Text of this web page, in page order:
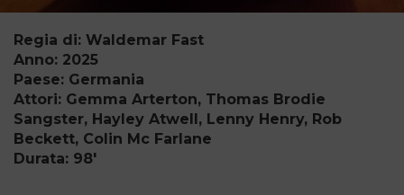
Regia di: Waldemar Fast
Anno: 2025
Paese: Germania
Attori: Gemma Arterton, Thomas Brodie
Sangster, Hayley Atwell, Lenny Henry, Rob
Beckett, Colin Mc Farlane
Durata: 98'